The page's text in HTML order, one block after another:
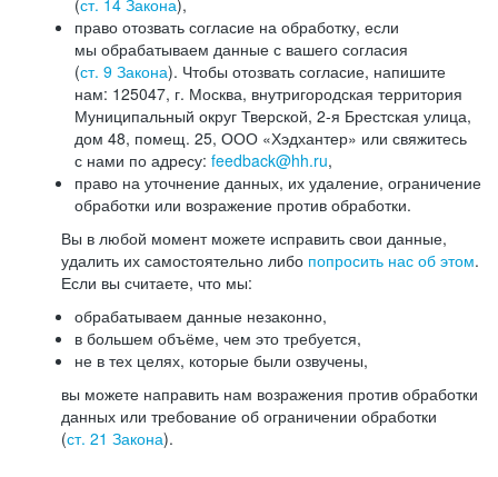
(ст. 14 Закона),
право отозвать согласие на обработку, если
мы обрабатываем данные с вашего согласия
(ст. 9 Закона). Чтобы отозвать согласие, напишите
нам: 125047, г. Москва, внутригородская территория
Муниципальный округ Тверской, 2-я Брестская улица,
дом 48, помещ. 25, ООО «Хэдхантер» или свяжитесь
с нами по адресу: feedback@hh.ru,
право на уточнение данных, их удаление, ограничение
обработки или возражение против обработки.
Вы в любой момент можете исправить свои данные,
удалить их самостоятельно либо попросить нас об этом.
Если вы считаете, что мы:
обрабатываем данные незаконно,
в большем объёме, чем это требуется,
не в тех целях, которые были озвучены,
вы можете направить нам возражения против обработки
данных или требование об ограничении обработки
(ст. 21 Закона).